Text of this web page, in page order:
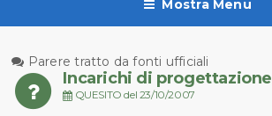
Mostra Menu
Parere tratto da fonti ufficiali
Incarichi di progettazione
QUESITO del 23/10/2007